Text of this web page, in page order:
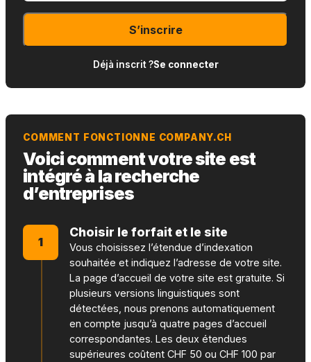
S’inscrire
Déjà inscrit ?Se connecter
COMMENT FONCTIONNE COMPANY.CH
Voici comment votre site est
intégré à la recherche
d’entreprises
1
Choisir le forfait et le site
Vous choisissez l’étendue d’indexation
souhaitée et indiquez l’adresse de votre site.
La page d’accueil de votre site est gratuite. Si
plusieurs versions linguistiques sont
détectées, nous prenons automatiquement
en compte jusqu’à quatre pages d’accueil
correspondantes. Les deux étendues
supérieures coûtent CHF 50 ou CHF 100 par